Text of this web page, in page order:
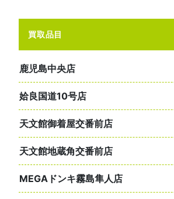
買取品目
鹿児島中央店
姶良国道10号店
天文館御着屋交番前店
天文館地蔵角交番前店
MEGAドンキ霧島隼人店